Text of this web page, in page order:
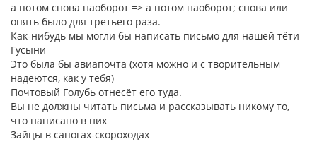
а потом снова наоборот => а потом наоборот; снова или
опять было для третьего раза.
Как-нибудь мы могли бы написать письмо для нашей тёти
Гусыни
Это была бы авиапочта (хотя можно и с творительным
надеются, как у тебя)
Почтовый Голубь отнесёт его туда.
Вы не должны читать письма и рассказывать никому то,
что написано в них
Зайцы в сапогах-скороходах